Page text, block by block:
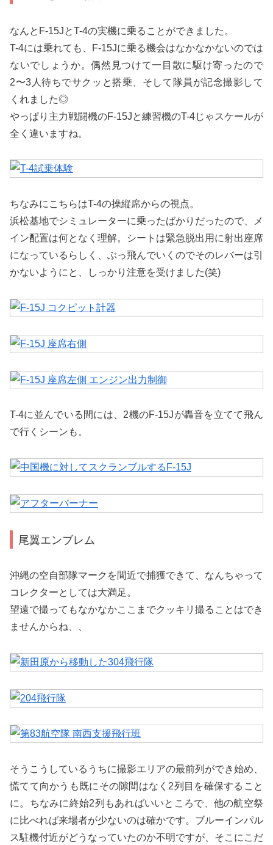
なんとF-15JとT-4の実機に乗ることができました。
T-4には乗れても、F-15Jに乗る機会はなかなかないのでは
ないでしょうか。偶然見つけて一目散に駆け寄ったので
2〜3人待ちでサクッと搭乗、そして隊員が記念撮影して
くれました◎
やっぱり主力戦闘機のF-15Jと練習機のT-4じゃスケールが
全く違いますね。
ちなみにこちらはT-4の操縦席からの視点。
浜松基地でシミュレーターに乗ったばかりだったので、メ
イン配置は何となく理解。シートは緊急脱出用に射出座席
になっているらしく、ぶっ飛んでいくのでそのレバーは引
かないようにと、しっかり注意を受けました(笑)
T-4に並んでいる間には、2機のF-15Jが轟音を立てて飛ん
で行くシーンも。
尾翼エンブレム
沖縄の空自部隊マークを間近で捕獲できて、なんちゃって
コレクターとしては大満足。
望遠で撮ってもなかなかここまでクッキリ撮ることはでき
ませんからね、、
そうこうしているうちに撮影エリアの最前列ができ始め、
慌てて向かうも既にその隙間はなく2列目を確保すること
に。ちなみに終始2列もあればいいところで、他の航空祭
に比べれば来場者が少ないのは確かです。ブルーインパル
ス駐機付近がどうなっていたのか不明ですが、そこにこだ